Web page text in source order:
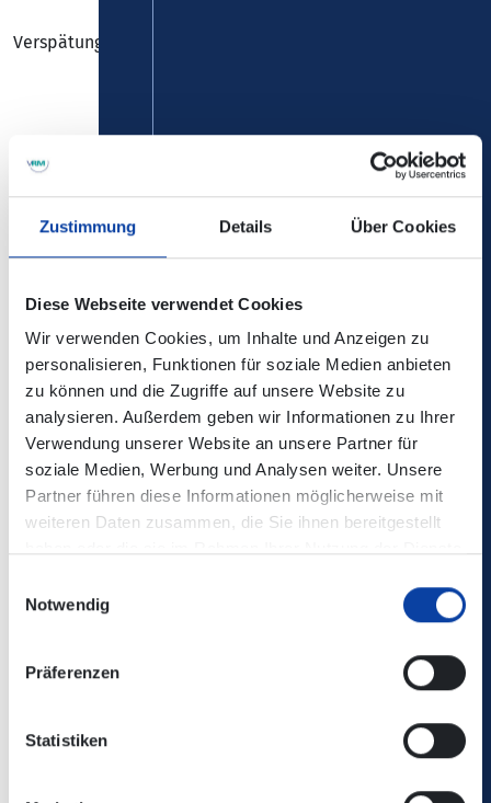
Zustimmung Details Über Cookies
Diese Webseite verwendet Cookies
Wir verwenden Cookies, um Inhalte und Anzeigen zu
personalisieren, Funktionen für soziale Medien anbieten
zu können und die Zugriffe auf unsere Website zu
analysieren. Außerdem geben wir Informationen zu Ihrer
Verwendung unserer Website an unsere Partner für
soziale Medien, Werbung und Analysen weiter. Unsere
Partner führen diese Informationen möglicherweise mit
weiteren Daten zusammen, die Sie ihnen bereitgestellt
Notwendig
Präferenzen
Statistiken
Verspätungen sind leider nicht auszuschließen.
Linie 869
Bis 08:00 Uhr verkehren alle Fahrten nach Plan.
Fahrt 12:05 Uhr ab Ahrweiler Grundschule endet in
Walporzheim Sanct Peter
Fahrt 12:15 Uhr beginnt planmäßig ab Marienthal
Grundschule
Fahrt 13:05 Uhr ab Ahrweiler Grundschule fährt
planmäßig bis Walporzheim, danach Umleitung über
Ringen, Vettelhoven, Esch nach Dernau und weiter zur
Grundschule Marienthal. Von dort wird die Fahrt über
Dernau und Rech nach Mayschoß fortgesetzt. Die
Fahrt wird mit einer Verspätung von ca. 30 Minuten an
der Grundschule Marienthal eintreffen.
Fahrt 15:30 Uhr planmäßig ab Marienthal Grundschule
Fahrt 15:58 Uhr ab Bad Neuenahr Peter-Joerres
Fahrt 16:44 Uhr ab Walporzheim entfällt